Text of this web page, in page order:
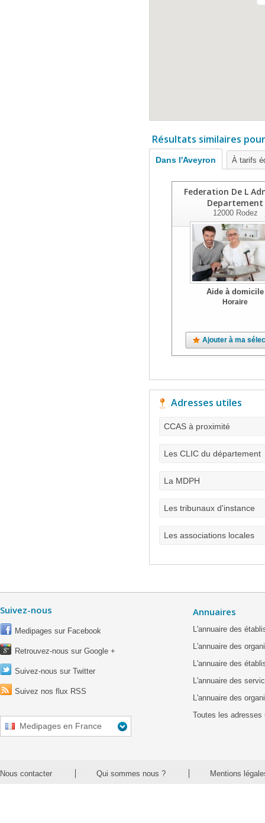
Résultats similaires
Dans l'Aveyron À tarifs
Federation De L
Departement
12000Rodez
Aide à domicile
Horaire
Ajouter à ma
Adresses utiles
CCAS à proximité
Les CLIC du département
La MDPH
Les tribunaux d'instance
Les associations locales
Suivez-nous
Medipages sur Facebook
Retrouvez-nous sur Google +
Suivez-nous sur Twitter
Suivez nos flux RSS
Medipages en France
Annuaires
L'annuaire des
L'annuaire des
L'annuaire des
L'annuaire des
L'annuaire des
Toutes les adresses
Nous contacter Qui sommes nous ? Mentions